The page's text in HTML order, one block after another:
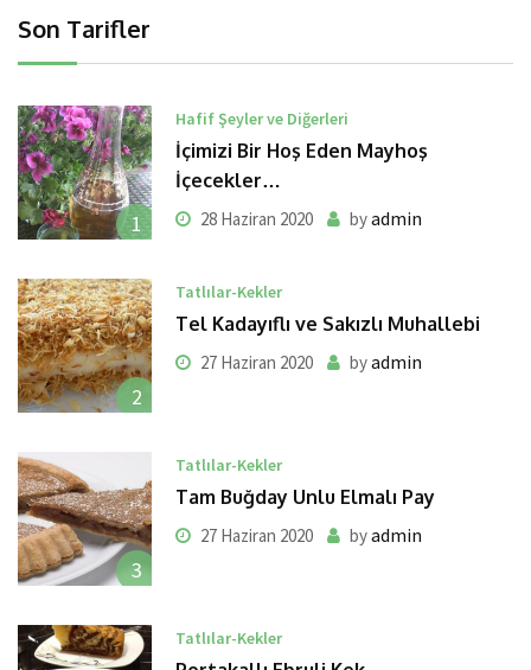
Son Tarifler
1
Hafif Şeyler ve Diğerleri
İçimizi Bir Hoş Eden Mayhoş
İçecekler…
28 Haziran 2020 byadmin
2
Tatlılar-Kekler
Tel Kadayıflı ve Sakızlı Muhallebi
27 Haziran 2020 byadmin
3
Tatlılar-Kekler
Tam Buğday Unlu Elmalı Pay
27 Haziran 2020 byadmin
Tatlılar-Kekler